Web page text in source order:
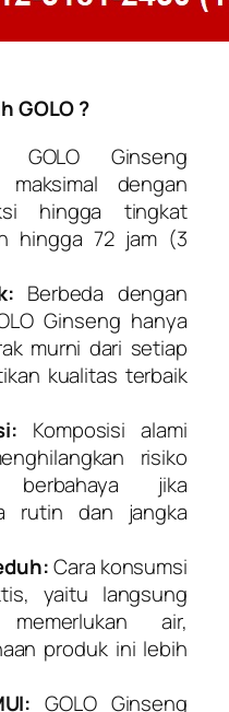
GOLO ?
GOLO Ginseng
dengan
hingga tingkat
hingga 72 jam (3
Berbeda dengan
Ginseng hanya
murni dari setiap
kualitas terbaik
Komposisi alami
risiko
jika
rutin dan jangka
Cara konsumsi
yaitu langsung
air,
produk ini lebih
GOLO Ginseng